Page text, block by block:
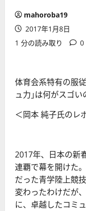
mahoroba19
2017年1月8日
1 分の読み取り
0
体育会系特有の服
ュ力｣は何がスゴい
＜岡本 純子氏のレ
2017年、日本の新
連覇で幕を開けた
だった青学陸上競
変わったわけだが
に、卓越したコミ